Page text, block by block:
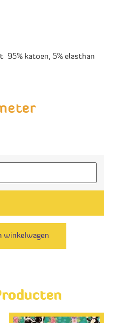
95% katoen, 5% elasthan
winkelwagen